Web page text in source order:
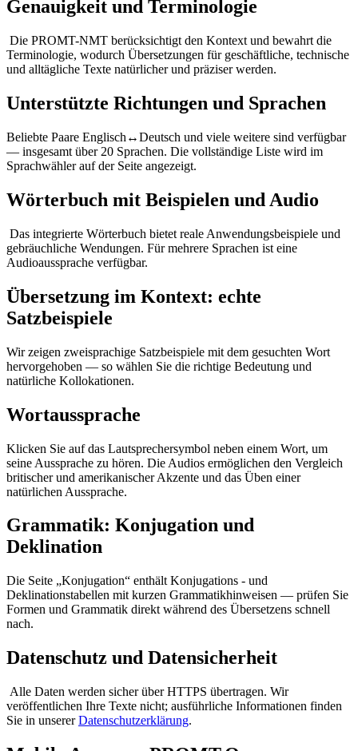
Genauigkeit und Terminologie
Die PROMT-NMT berücksichtigt den Kontext und bewahrt die
Terminologie, wodurch Übersetzungen für geschäftliche, technische
und alltägliche Texte natürlicher und präziser werden.
Unterstützte Richtungen und Sprachen
Beliebte Paare Englisch↔Deutsch und viele weitere sind verfügbar
— insgesamt über 20 Sprachen. Die vollständige Liste wird im
Sprachwähler auf der Seite angezeigt.
Wörterbuch mit Beispielen und Audio
Das integrierte Wörterbuch bietet reale Anwendungsbeispiele und
gebräuchliche Wendungen. Für mehrere Sprachen ist eine
Audioaussprache verfügbar.
Übersetzung im Kontext: echte
Satzbeispiele
Wir zeigen zweisprachige Satzbeispiele mit dem gesuchten Wort
hervorgehoben — so wählen Sie die richtige Bedeutung und
natürliche Kollokationen.
Wortaussprache
Klicken Sie auf das Lautsprechersymbol neben einem Wort, um
seine Aussprache zu hören. Die Audios ermöglichen den Vergleich
britischer und amerikanischer Akzente und das Üben einer
natürlichen Aussprache.
Grammatik: Konjugation und
Deklination
Die Seite „Konjugation“ enthält Konjugations - und
Deklinationstabellen mit kurzen Grammatikhinweisen — prüfen Sie
Formen und Grammatik direkt während des Übersetzens schnell
nach.
Datenschutz und Datensicherheit
Alle Daten werden sicher über HTTPS übertragen. Wir
veröffentlichen Ihre Texte nicht; ausführliche Informationen finden
Sie in unsererDatenschutzerklärung.